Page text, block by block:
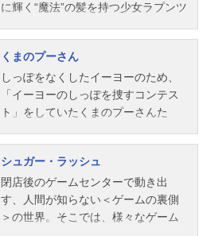
伊...
ン・リマ、クリス・バック製作：ボ
フィー、ボブ・ツディカー、ノニ・
ホワイト原作：エドガー・ライス・
バローズ作曲：マーク・マンシーナ
曲・ボーカル：フィル・コリン...
マになった王様』公式Twitter動画配
サービスのプロモーションが含まれ
ています。※詳細や最新の配信情報
は配信サービス公式サイトをご確認
ください。DMMTV月額550円（税
込）で新作アニメから懐かしの名作
バイス対応で、会員限定のお得な特
典も盛りだくさん。動画を見る
かし、スティッチは手のつけられな
ばかり。実は、スティッチは宇宙か
らの逃亡者で、遺伝子実験で“創られ
た”エイリアンだったのです。リロの
寄せる愛情が理解できず、行く先々
でトラブルを巻き起こすスティッ
捨てませんでした。「スティッチは
家族(オハナ)。家族ならいつまでも一
緒だよ」。リロの言葉は愛を知らな
いはずのスティッチの心を少しずつ
開いていきます。しかし、二人の間
無事人間に戻れるのでしょうか？作
態劇場版アニメシリーズディズニー
映画スケジュール2010年3月6日
（土）キャストティアナ：鈴木ほの
かナヴィーン王子：丹宗立峰ファシ
リエ：安崎求ママ・オーディ：荒井
ト：三瓶由布子ローレンス：石住昭
彦レイ：駒田一ルイス：小林アトム
ジェームズ：三上市朗ユードラ：杉
村理加スタッフ監督：ジョン・マス
カー、ロン・クレメンツ製作：ピー
に輝く“魔法”の髪を持つ少女ラプンツ
度も塔の外に出たことがないラプン
ツェルは、毎年自分の誕生日になる
と夜空を舞うたくさんの灯りに、特
別な想いを抱き、今年こそは塔を出
て、灯りの本当の意味を知りたいと
に現れた大泥棒フリンと共に、つい
に新しい世界への一歩を踏み出しま
す。初めての自由、冒険、恋、そし
て、彼女自身の秘められた真実が解
き明かされ…。作品名塔の上のラプ
くまのプーさん
しっぽをなくしたイーヨーのため、
「イーヨーのしっぽを捜すコンテス
ト」をしていたくまのプーさんた
ビンが謎の怪物にさらわれてしま
う。早速助けに向かうプーさんた
ち。しかし失敗ばかりしてしまい、
クリストファー・ロビンをなかなか
救出することができず……。作品名
シュガー・ラッシュ
閉店後のゲームセンターで動き出
す、人間が知らない＜ゲームの裏側
＞の世界。そこでは、様々なゲーム